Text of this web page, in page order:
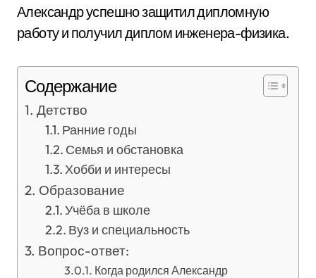
Александр успешно защитил дипломную
работу и получил диплом инженера-физика.
Содержание
Детство
Ранние годы
Семья и обстановка
Хобби и интересы
Образование
Учёба в школе
Вуз и специальность
Вопрос-ответ:
Когда родился Александр